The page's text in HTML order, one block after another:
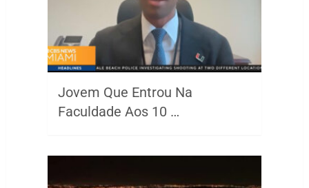
Jovem Que Entrou Na
Faculdade Aos 10 …